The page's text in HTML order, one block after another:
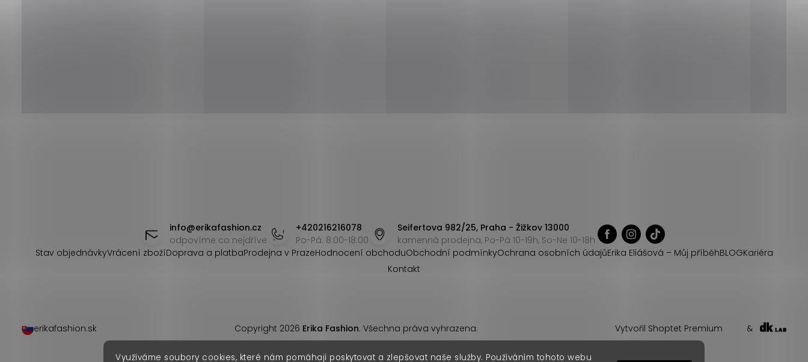
Využíváme soubory cookies, které nám pomáhají poskytovat a zlepšovat naše služby. Používáním tohoto webu
info@erikafashion.cz
odpovíme co nejdříve
+420216216078
Po-Pá: 8:00-18:00
Seifertova 982/25, Praha - Žižkov 13000
kamenná prodejna, Po-Pá 10-19h, So-Ne 10-18h
Stav objednávkyVrácení zbožíDoprava a platbaProdejna v PrazeHodnocení obchoduObchodní podmínkyOchrana osobních údajůErika Eliášová – Můj příběhBLOGKariéra
Kontakt
Vytvořil Shoptet Premium &
Copyright 2026 Erika Fashion. Všechna práva vyhrazena.
erikafashion.sk